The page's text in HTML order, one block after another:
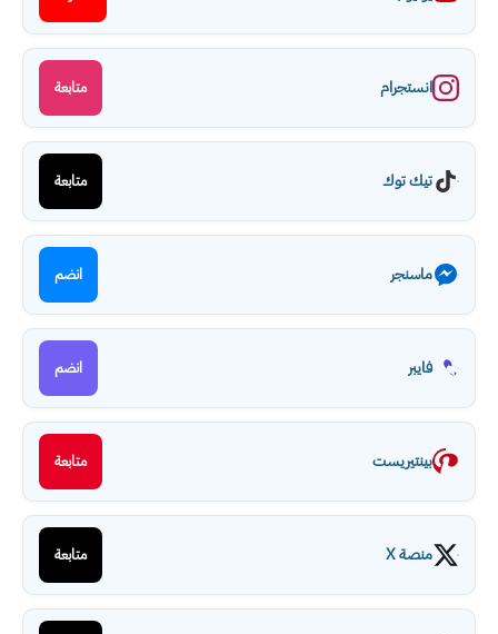
انستجرام متابعة
تيك توك متابعة
ماسنجر انضم
فايبر انضم
بينتيريست متابعة
منصة X متابعة